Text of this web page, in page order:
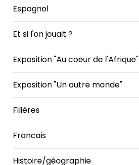
Espagnol
Et si l'on jouait ?
Exposition "Au coeur de l'Afrique"
Exposition "Un autre monde"
Filières
Francais
Histoire/géographie